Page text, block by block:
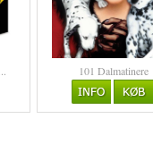
101 Dalmatinere